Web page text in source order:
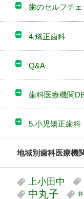
歯のセルフチェ
4.矯正歯科
Q&A
歯科医療機関
5.小児矯正歯科
地域別歯科医療機
上小田中
中丸子